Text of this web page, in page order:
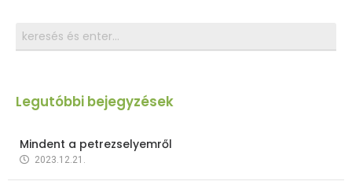
Legutóbbi bejegyzések
Mindent a petrezselyemről
2023.12.21.